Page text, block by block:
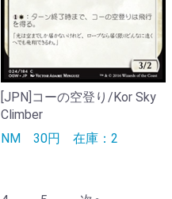
[JPN]コーの空登り/Kor Sky
Climber
NM 30円 在庫：2